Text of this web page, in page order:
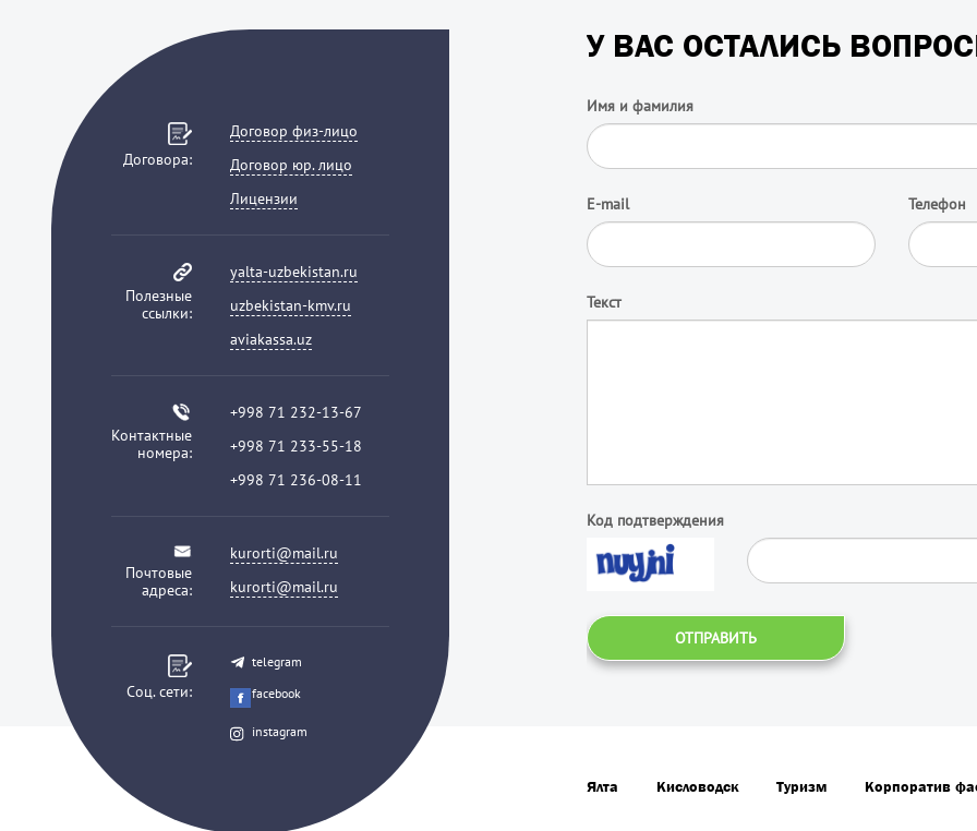
Договора:
Договор физ-лицо
Договор юр. лицо
Лицензии
Полезные
ссылки:
yalta-uzbekistan.ru
uzbekistan-kmv.ru
aviakassa.uz
Контактные
номера:
+998 71 232-13-67
+998 71 233-55-18
+998 71 236-08-11
Почтовые
адреса:
kurorti@mail.ru
kurorti@mail.ru
Соц. сети:
telegram
facebook
instagram
У ВАС ОСТАЛИСЬ
Имя и фамилия
E-mail Телефон
Текст
Код подтверждения
ОТПРАВИТЬ
Ялта Кисловодск Туризм Корпоратив